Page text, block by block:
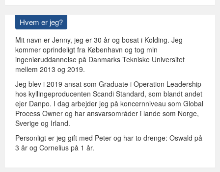
Hvem er jeg?
Mit navn er Jenny, jeg er 30 år og bosat i Kolding. Jeg
kommer oprindeligt fra København og tog min
ingeniøruddannelse på Danmarks Tekniske Universitet
mellem 2013 og 2019.
Jeg blev i 2019 ansat som Graduate i Operation Leadership
hos kyllingeproducenten Scandi Standard, som blandt andet
ejer Danpo. I dag arbejder jeg på koncernniveau som Global
Process Owner og har ansvarsområder i lande som Norge,
Sverige og Irland.
Personligt er jeg gift med Peter og har to drenge: Oswald på
3 år og Cornelius på 1 år.